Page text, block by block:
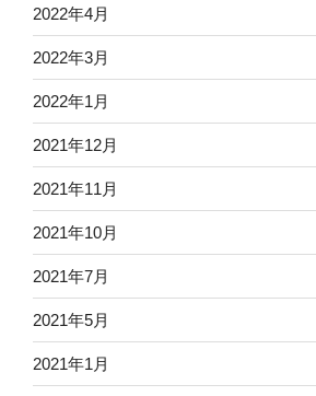
2022年4月
2022年3月
2022年1月
2021年12月
2021年11月
2021年10月
2021年7月
2021年5月
2021年1月